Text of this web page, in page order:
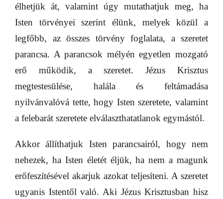
élhetjük át, valamint úgy mutathatjuk meg, ha
Isten törvényei szerint élünk, melyek közül a
legfőbb, az összes törvény foglalata, a szeretet
parancsa. A parancsok mélyén egyetlen mozgató
erő működik, a szeretet. Jézus Krisztus
megtestesülése, halála és feltámadása
nyilvánvalóvá tette, hogy Isten szeretete, valamint
a felebarát szeretete elválaszthatatlanok egymástól.
Akkor állíthatjuk Isten parancsairól, hogy nem
nehezek, ha Isten életét éljük, ha nem a magunk
erőfeszítésével akarjuk azokat teljesíteni. A szeretet
ugyanis Istentől való. Aki Jézus Krisztusban hisz